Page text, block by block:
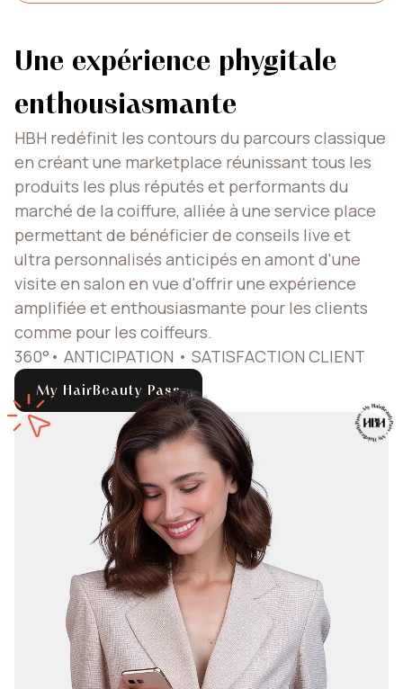
Une expérience phygitale
enthousiasmante
HBH redéfinit les contours du parcours classique
en créant une marketplace réunissant tous les
produits les plus réputés et performants du
marché de la coiffure, alliée à une service place
permettant de bénéficier de conseils live et
ultra personnalisés anticipés en amont d'une
visite en salon en vue d'offrir une expérience
amplifiée et enthousiasmante pour les clients
comme pour les coiffeurs.
360°• ANTICIPATION • SATISFACTION CLIENT
My HairBeauty Pass